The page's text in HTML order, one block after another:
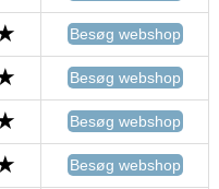
Besøg webshop
Besøg webshop
Besøg webshop
Besøg webshop